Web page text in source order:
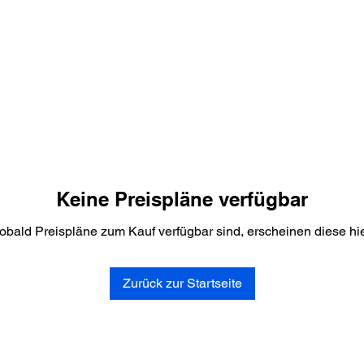
Keine Preispläne verfügbar
Preispläne zum Kauf verfügbar sind, erscheinen diese
Zurück zur Startseite